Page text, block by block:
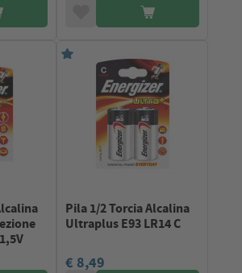
Pila 1/2 Torcia Alcalina
Ultraplus E93 LR14 C
€ 8,49